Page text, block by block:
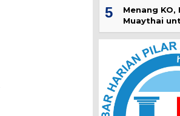
5
Menang KO,
Muaythai